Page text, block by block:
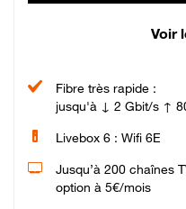
Voir
Fibre très rapide :
jusqu'à ↓ 2 Gbit/s ↑
Livebox 6 : Wifi 6E
Jusqu’à 200 chaînes
option à 5€/mois